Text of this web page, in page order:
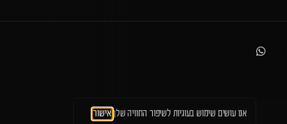
אנו עושים שימוש בעוגיות לשיפור החוויה שלך אישור